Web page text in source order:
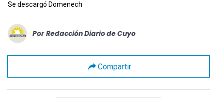
Se descargó Domenech
Por Redacción Diario de Cuyo
Compartir